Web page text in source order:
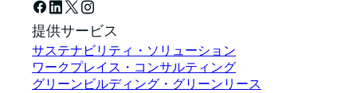
提供サービス
サステナビリティ・ソリューション
ワークプレイス・コンサルティング
グリーンビルディング・グリーンリース